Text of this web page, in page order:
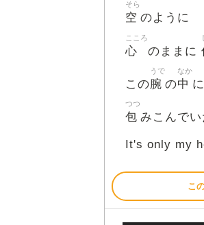
空
そら
のように
心
こころ
のままに
この腕
うで
の中
なか
に
包
つつ
みこんでい
It's only my
こ